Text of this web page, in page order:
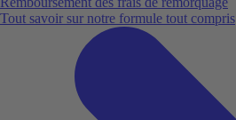
Tout savoir sur notre formule tout compris